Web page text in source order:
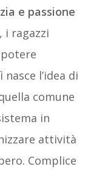
e passione
i ragazzi
l’idea di
comune
in
attività
Complice